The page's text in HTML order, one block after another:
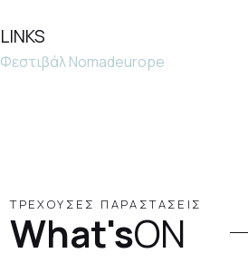
LINKS
Φεστιβάλ Nomadeurope
ΤΡΕΧΟΥΣΕΣ ΠΑΡΑΣΤΑΣΕΙΣ
What'sON